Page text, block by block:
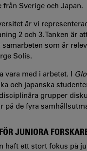
Sverige och Japan.
är vi
2 och 3. Tanken är
samarbeten som är
Solis.
vara med i arbetet. I
och japanska
grupper
på de fyra
JUNIORA
haft ett stort fokus på